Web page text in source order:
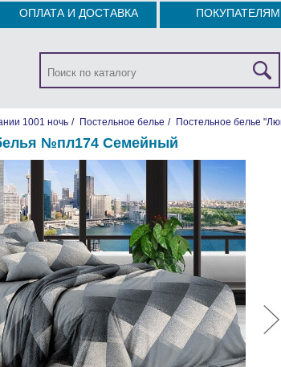
ОПЛАТА И ДОСТАВКА ПОКУПАТЕЛЯМ
1001 ночь / Постельное белье / Постельное белье
№пл174 Семейный